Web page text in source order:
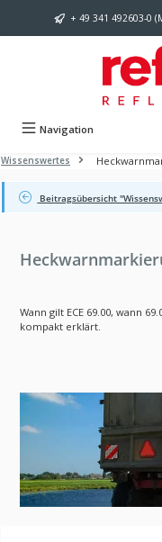
Zum Hauptinhalt springen
+ 49 341 492603-0
Navigation
Wissenswertes
Beitragsübersicht
Wann gilt ECE 69.00, wann
kompakt erklärt.